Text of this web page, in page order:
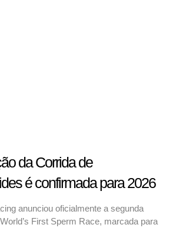
da Corrida de
é confirmada para 2026
anunciou oficialmente a segunda
First Sperm Race, marcada para